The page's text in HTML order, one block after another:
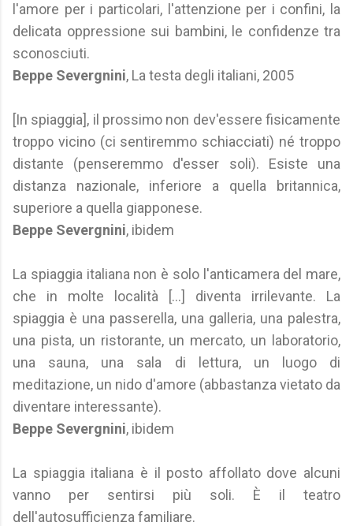
l'amore per i particolari, l'attenzione per i confini, la
delicata oppressione sui bambini, le confidenze tra
sconosciuti.
Beppe Severgnini, La testa degli italiani, 2005
[In spiaggia], il prossimo non dev'essere fisicamente
troppo vicino (ci sentiremmo schiacciati) né troppo
distante (penseremmo d'esser soli). Esiste una
distanza nazionale, inferiore a quella britannica,
superiore a quella giapponese.
Beppe Severgnini, ibidem
La spiaggia italiana non è solo l'anticamera del mare,
che in molte località [...] diventa irrilevante. La
spiaggia è una passerella, una galleria, una palestra,
una pista, un ristorante, un mercato, un laboratorio,
una sauna, una sala di lettura, un luogo di
meditazione, un nido d'amore (abbastanza vietato da
diventare interessante).
Beppe Severgnini, ibidem
La spiaggia italiana è il posto affollato dove alcuni
vanno per sentirsi più soli. È il teatro
dell'autosufficienza familiare.